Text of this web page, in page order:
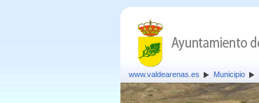
www.valdearenas.es Municipio